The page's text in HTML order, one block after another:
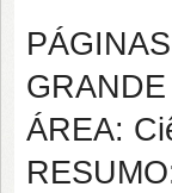
ÁREA: